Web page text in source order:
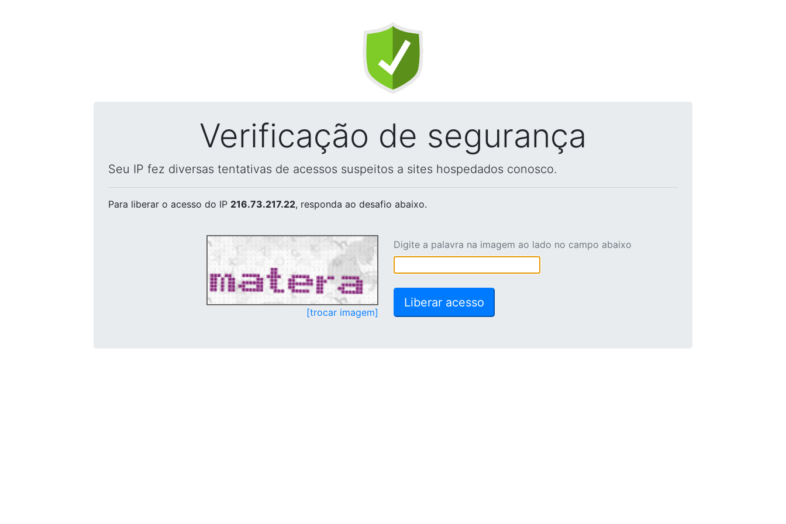
Verificação de segurança
Seu IP fez diversas tentativas de acessos suspeitos a sites hospedados conosco.
Para liberar o acesso do IP 216.73.217.22, responda ao desafio abaixo.
[trocar imagem]
Digite a palavra na imagem ao lado no campo abaixo